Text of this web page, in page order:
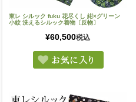
東レ シルック fuku 花尽くし 紺×グリーン
小紋 洗えるシルック着物〔反物〕
¥60,500税込